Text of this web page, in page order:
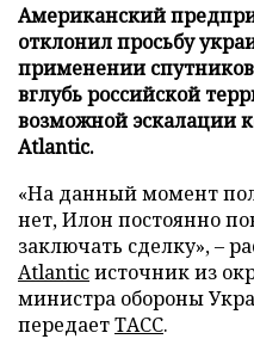
Американский
отклонил просьбу
применении
вглубь российской
возможной эскалации
Atlantic.
«На данный момент
нет, Илон постоянно
заключать сделку», –
Atlanticисточник из
министра обороны
передаетТАСС.